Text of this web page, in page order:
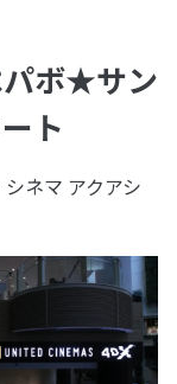
パボ★サン
ト
ネマ アクアシ